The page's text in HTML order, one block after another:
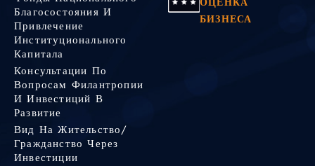
Благосостояния И
Привлечение
Институционального
Капитала
Консультации По
Вопросам Филантропии
И Инвестиций В
Развитие
Вид На Жительство/
Гражданство Через
Инвестиции
БИЗНЕСА